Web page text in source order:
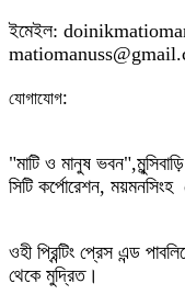
ইমেইল:
যোগাযোগ:
"মাটি ও মানুষ ভবন",
সিটি কর্পোরেশন,
ওহী প্রিন্টিং প্রেস এন্ড
থেকে মুদ্রিত।